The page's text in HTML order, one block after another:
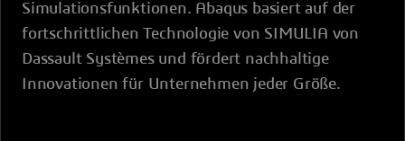
Simulationsfunktionen. Abaqus basiert auf der
fortschrittlichen Technologie von SIMULIA von
Dassault Systèmes und fördert nachhaltige
Innovationen für Unternehmen jeder Größe.